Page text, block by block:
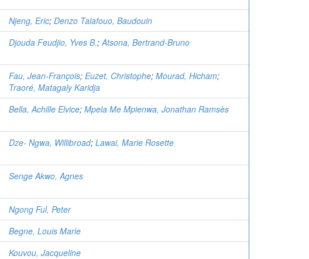
Njeng, Eric; Denzo Talafouo, Baudouin
Djouda Feudjio, Yves B.; Atsona, Bertrand-Bruno
Fau, Jean-François; Euzet, Christophe; Mourad, Hicham;
Traoré, Matagaly Karidja
Bella, Achille Elvice; Mpela Me Mpienwa, Jonathan Ramsès
Dze- Ngwa, Willibroad; Lawai, Marie Rosette
Senge Akwo, Agnes
Ngong Ful, Peter
Begne, Louis Marie
Kouvou, Jacqueline